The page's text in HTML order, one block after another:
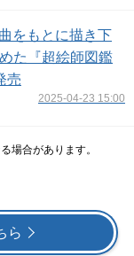
をもとに描き下
た『超絵師図鑑
売
2025-04-23 15:00
場合があります。
ら